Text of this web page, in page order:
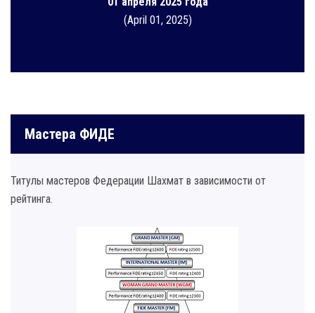
(April 01, 2025)
Мастера ФИДЕ
Титулы мастеров Федерации Шахмат в зависимости от
рейтинга.